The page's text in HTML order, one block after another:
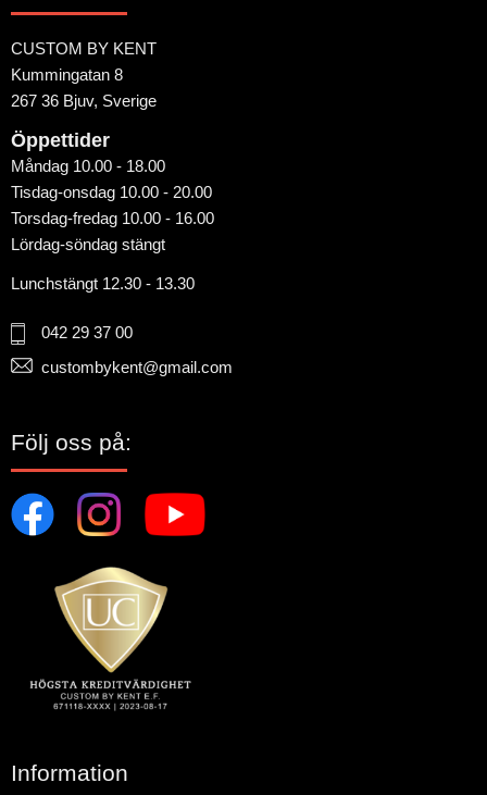
CUSTOM BY KENT
Kummingatan 8
267 36 Bjuv, Sverige
Öppettider
Måndag 10.00 - 18.00
Tisdag-onsdag 10.00 - 20.00
Torsdag-fredag 10.00 - 16.00
Lördag-söndag stängt
Lunchstängt 12.30 - 13.30
042 29 37 00
custombykent@gmail.com
Följ oss på:
Information